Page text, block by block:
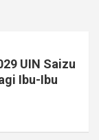
UIN Saizu
Ibu-Ibu